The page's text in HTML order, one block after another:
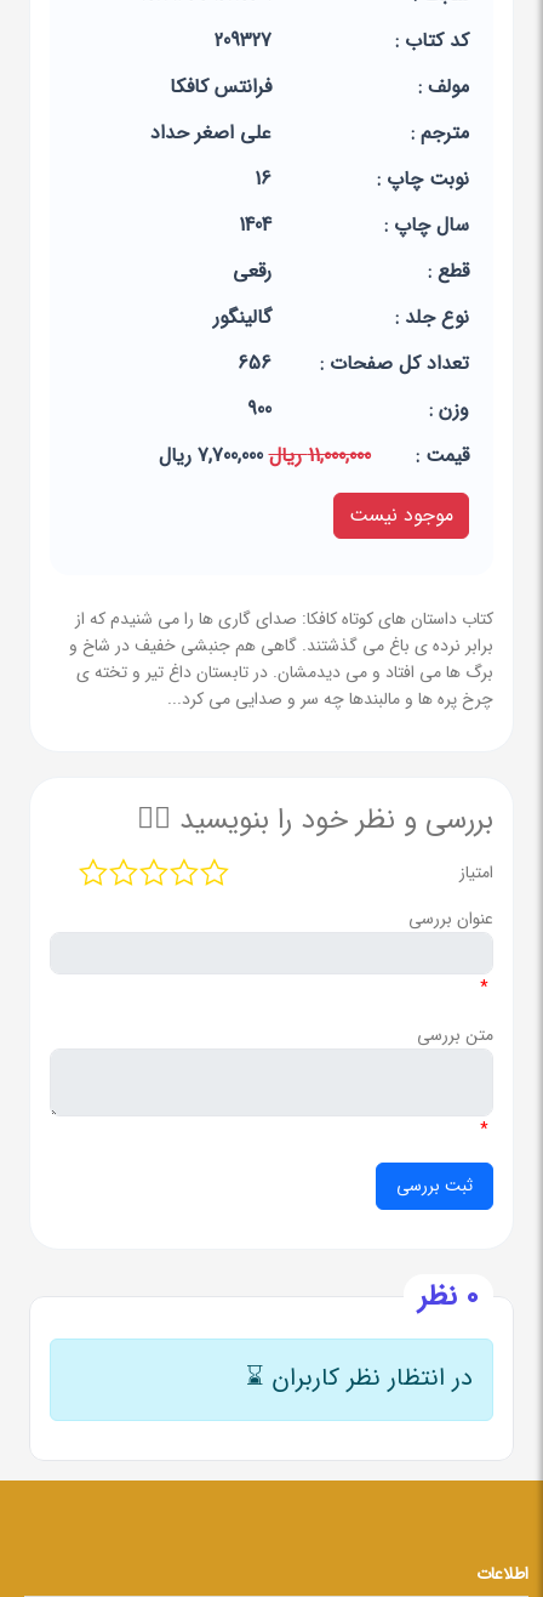
کد کتاب :
209327
مولف :
فرانتس کافکا
مترجم :
علی اصغر حداد
نوبت چاپ :
16
سال چاپ :
1404
قطع :
رقعی
نوع جلد :
گالینگور
تعداد کل صفحات :
656
وزن :
900
قيمت :
11,000,000 ریال
7,700,000 ریال
موجود نیست
کتاب داستان های کوتاه کافکا: صدای گاری ها را می شنیدم که از
برابر نرده ی باغ می گذشتند. گاهی هم جنبشی خفیف در شاخ و
برگ ها می افتاد و می دیدمشان. در تابستان داغ تیر و تخته ی
چرخ پره ها و مالبندها چه سر و صدایی می کرد...
بررسی و نظر خود را بنویسید ✍🏻
امتیاز
عنوان بررسی
*
متن بررسی
*
0 نظر
در انتظار نظر کاربران ⌛
اطلاعات